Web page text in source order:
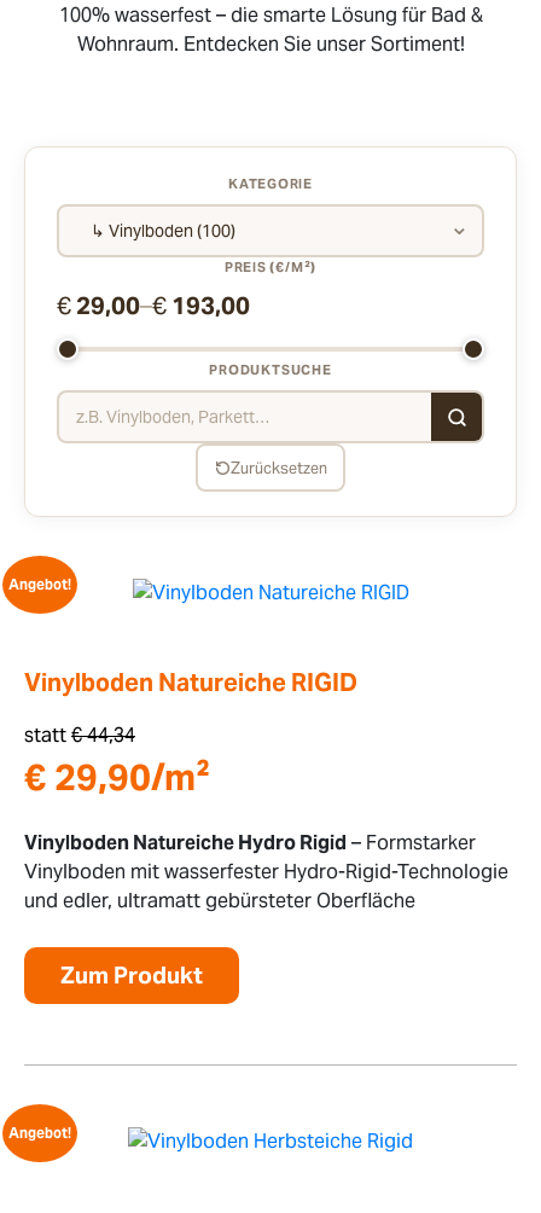
100% wasserfest – die smarte Lösung für Bad &
Wohnraum. Entdecken Sie unser Sortiment!
KATEGORIE
⌄
PREIS (€/M²)
€29,00–€193,00
PRODUKTSUCHE
Zurücksetzen
Angebot!
Vinylboden Natureiche RIGID
statt€44,34
€ 29,90/m²
Vinylboden Natureiche Hydro Rigid – Formstarker
Vinylboden mit wasserfester Hydro-Rigid-Technologie
und edler, ultramatt gebürsteter Oberfläche
Zum Produkt
Angebot!